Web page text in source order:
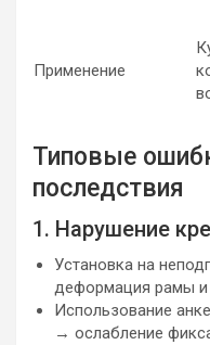
Применение
Типовые
последствия
1. Нарушение
Установка на
деформация рамы и
Использование
→ ослабление